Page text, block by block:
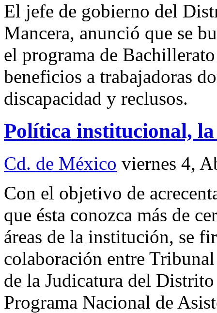
El jefe de gobierno del
Mancera, anunció que se
el programa de
beneficios a trabajadoras
discapacidad y reclusos.
Política institucional,
Cd. de México viernes 4,
Con el objetivo de
que ésta conozca más de
áreas de la institución, se
colaboración entre
de la Judicatura del
Programa Nacional de